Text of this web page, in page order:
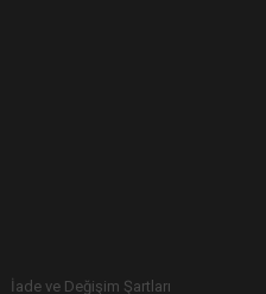
İade ve Değişim Şartları